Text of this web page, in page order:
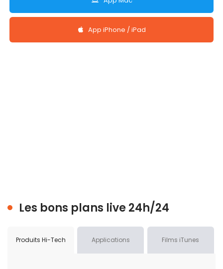
App iPhone / iPad
Les bons plans live 24h/24
Produits Hi-Tech Applications Films iTunes